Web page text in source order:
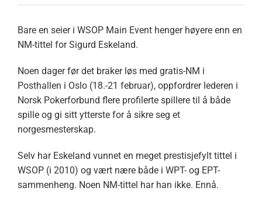
Bare en seier i WSOP Main Event henger høyere enn en
NM-tittel for Sigurd Eskeland.
Noen dager før det braker løs med gratis-NM i
Posthallen i Oslo (18.-21 februar), oppfordrer lederen i
Norsk Pokerforbund flere profilerte spillere til å både
spille og gi sitt ytterste for å sikre seg et
norgesmesterskap.
Selv har Eskeland vunnet en meget prestisjefylt tittel i
WSOP (i 2010) og vært nære både i WPT- og EPT-
sammenheng. Noen NM-tittel har han ikke. Ennå.